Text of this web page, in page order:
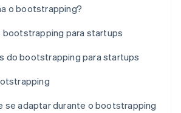
o bootstrapping?
bootstrapping para startups
do bootstrapping para startups
se adaptar durante o bootstrapping